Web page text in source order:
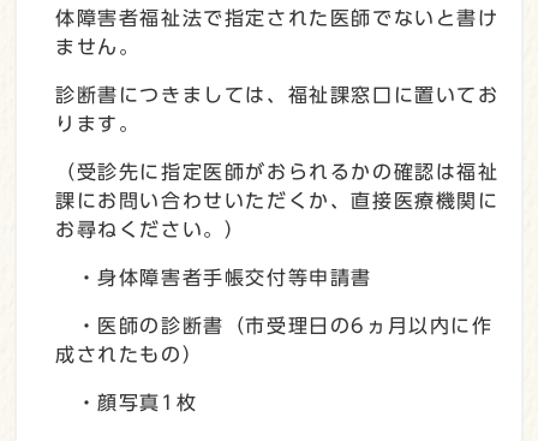
体障害者福祉法で指定された医師でないと書け
ません。
診断書につきましては、福祉課窓口に置いてお
ります。
（受診先に指定医師がおられるかの確認は福祉
課にお問い合わせいただくか、直接医療機関に
お尋ねください。）
・身体障害者手帳交付等申請書
・医師の診断書（市受理日の6ヵ月以内に作
成されたもの）
・顔写真1枚